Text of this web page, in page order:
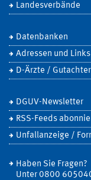
Landesverbände
Datenbanken
Adressen und Links
D-Ärzte /
DGUV-Newsletter
RSS-Feeds
Unfallanzeige /
Haben Sie Fragen?
Unter 0800